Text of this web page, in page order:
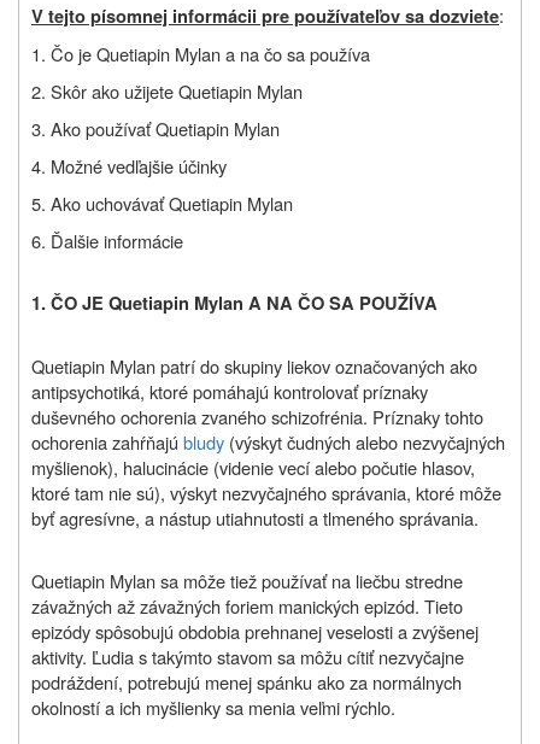
V tejto písomnej informácii pre používateľov sa dozviete:
1. Čo je Quetiapin Mylan a na čo sa používa
2. Skôr ako užijete Quetiapin Mylan
3. Ako používať Quetiapin Mylan
4. Možné vedľajšie účinky
5. Ako uchovávať Quetiapin Mylan
6. Ďalšie informácie
1. ČO JE Quetiapin Mylan A NA ČO SA POUŽÍVA
Quetiapin Mylan patrí do skupiny liekov označovaných ako
antipsychotiká, ktoré pomáhajú kontrolovať príznaky
duševného ochorenia zvaného schizofrénia. Príznaky tohto
ochorenia zahŕňajú bludy (výskyt čudných alebo nezvyčajných
myšlienok), halucinácie (videnie vecí alebo počutie hlasov,
ktoré tam nie sú), výskyt nezvyčajného správania, ktoré môže
byť agresívne, a nástup utiahnutosti a tlmeného správania.
Quetiapin Mylan sa môže tiež používať na liečbu stredne
závažných až závažných foriem manických epizód. Tieto
epizódy spôsobujú obdobia prehnanej veselosti a zvýšenej
aktivity. Ľudia s takýmto stavom sa môžu cítiť nezvyčajne
podráždení, potrebujú menej spánku ako za normálnych
okolností a ich myšlienky sa menia veľmi rýchlo.